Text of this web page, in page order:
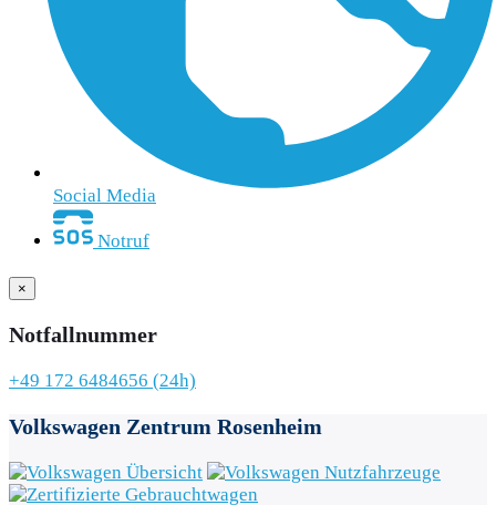
Social Media
Notruf
×
Notfallnummer
+49 172 6484656 (24h)
Volkswagen Zentrum Rosenheim